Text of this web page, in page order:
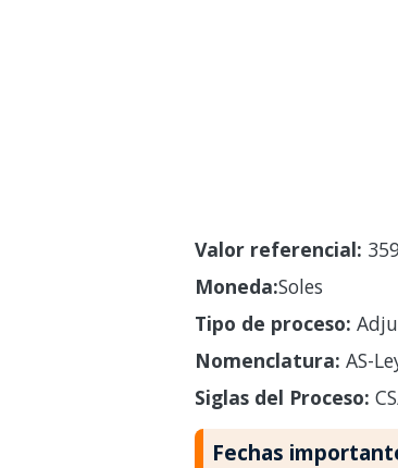
Valor referencial:
Moneda:Soles
Tipo de proceso:
Nomenclatura: AS-
Siglas del Proceso:
Fechas